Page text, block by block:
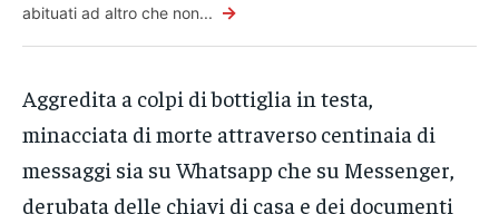
abituati ad altro che non... →
Aggredita a colpi di bottiglia in testa,
minacciata di morte attraverso centinaia di
messaggi sia su Whatsapp che su Messenger,
derubata delle chiavi di casa e dei documenti